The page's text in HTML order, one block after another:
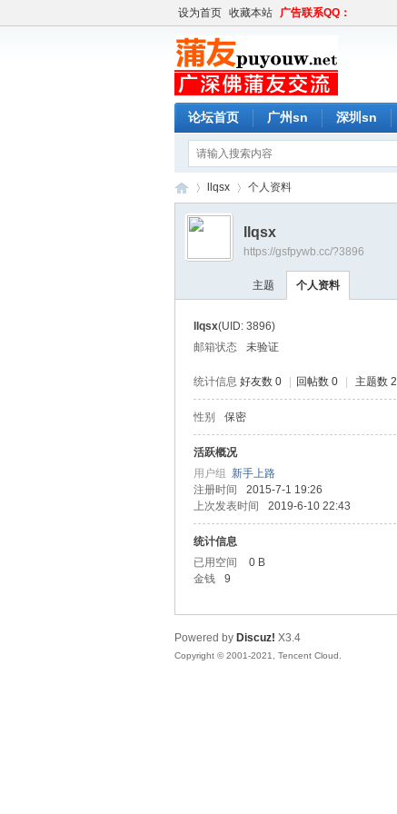
设为首页 收藏本站 广告联系QQ：
论坛首页 广州sn 深圳sn
›
llqsx 个人资料
llqsx
https://gsfpywb.cc/?3896
主题 个人资料
llqsx(UID: 3896)
邮箱状态
未验证
统计信息 好友数 0 回帖数 0 主题数 2
性别 保密
活跃概况
用户组 新手上路
注册时间
2015-7-1 19:26
上次发表时间
2019-6-10 22:43
统计信息
已用空间
0 B
金钱
9
Powered by Discuz! X3.4
Copyright © 2001-2021, Tencent Cloud.